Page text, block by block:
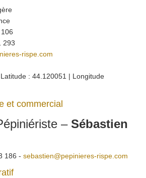
293
rispe.com
: 44.120051 | Longitude
et commercial
– Sébastien
186 - sebastien@pepinieres-rispe.com